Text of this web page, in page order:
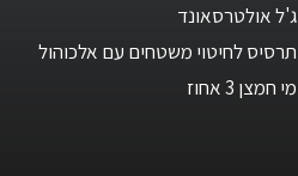
ג'ל אולטרסאונד
תרסיס לחיטוי משטחים עם אלכוהול
מי חמצן 3 אחוז